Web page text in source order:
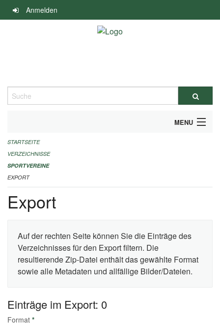
Navigation
überspringen
Anmelden
Suche
MENU
ALLGEMEINE INFORMATIONEN
FINANZIELLE UNTERSTÜTZUNG BENÖTIGT?
KONTAKT
STARTSEITE
VERZEICHNISSE
SPORTVEREINE
EXPORT
Export
Auf der rechten Seite können Sie die Einträge des
Verzeichnisses für den Export filtern. Die
resultierende Zip-Datei enthält das gewählte Format
sowie alle Metadaten und allfällige Bilder/Dateien.
Einträge im Export: 0
Format *